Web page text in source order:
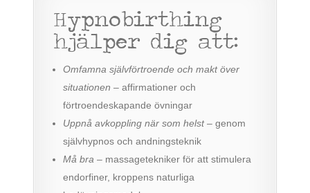
Hypnobirthing
hjälper dig att:
Omfamna självförtroende och makt över
situationen – affirmationer och
förtroendeskapande övningar
Uppnå avkoppling när som helst– genom
självhypnos och andningsteknik
Må bra – massagetekniker för att stimulera
endorfiner, kroppens naturliga